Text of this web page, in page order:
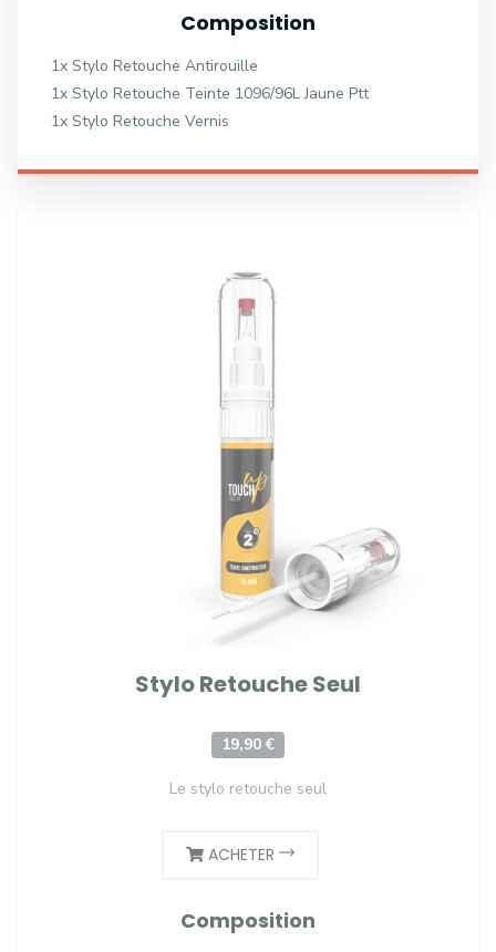
Composition
1x Stylo Retouche Antirouille
1x Stylo Retouche Teinte 1096/96L Jaune Ptt
1x Stylo Retouche Vernis
Stylo Retouche Seul
19,90 €
Le stylo retouche seul
ACHETER
Composition